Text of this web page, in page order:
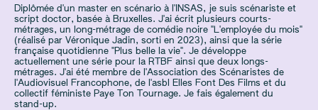
Diplômée d'un master en scénario à l'INSAS, je suis scénariste et
script doctor, basée à Bruxelles. J'ai écrit plusieurs courts-
métrages, un long-métrage de comédie noire "L'employée du mois"
(réalisé par Véronique Jadin, sorti en 2023), ainsi que la série
française quotidienne "Plus belle la vie". Je développe
actuellement une série pour la RTBF ainsi que deux longs-
métrages. J'ai été membre de l'Association des Scénaristes de
l'Audiovisuel Francophone, de l'asbl Elles Font Des Films et du
collectif féministe Paye Ton Tournage. Je fais également du
stand-up.